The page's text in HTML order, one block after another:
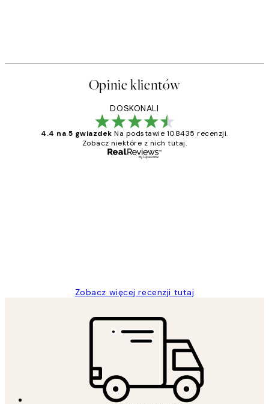
Opinie klientów
DOSKONALI
4.4 na 5 gwiazdek Na podstawie 108435 recenzji.
Zobacz niektóre z nich tutaj.
Zobacz więcej recenzji tutaj